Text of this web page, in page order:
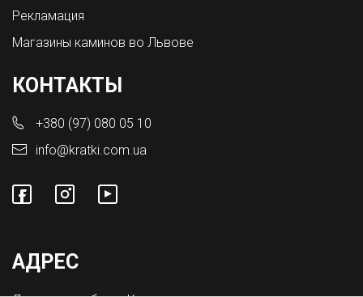
Рекламация
Магазины каминов во Львове
КОНТАКТЫ
+380 (97) 080 05 10
info@kratki.com.ua
АДРЕС